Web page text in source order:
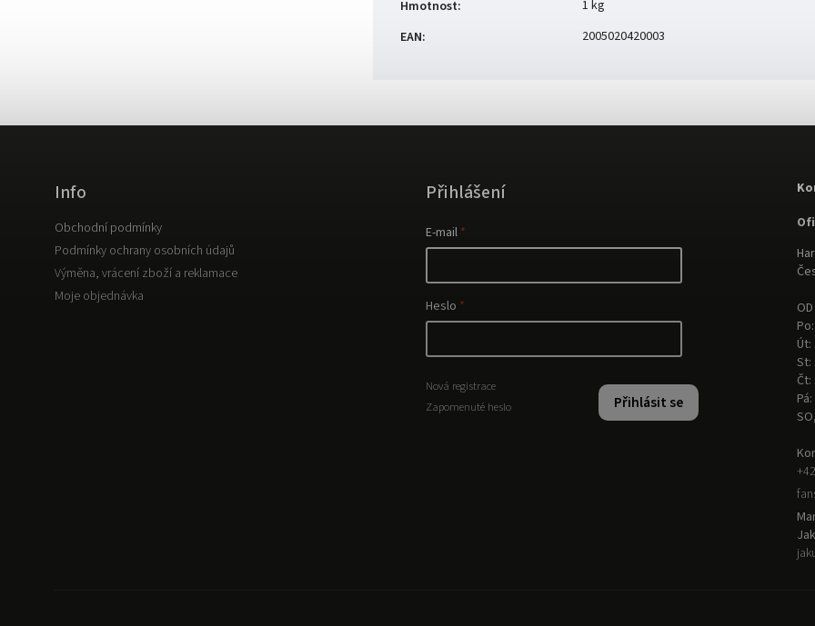
Hmotnost:
1 kg
EAN: 2005020420003
Info
Obchodní podmínky
Podmínky ochrany osobních údajů
Výměna, vrácení zboží a reklamace
Moje objednávka
Přihlášení
E-mail
Heslo
Přihlásit se
Nová registrace
Zapomenuté heslo
Út:
St:
Čt: